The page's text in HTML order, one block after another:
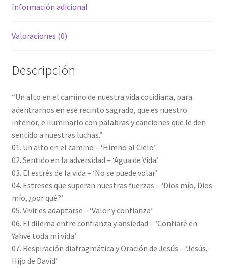
Información adicional
Valoraciones (0)
Descripción
“Un alto en el camino de nuestra vida cotidiana, para
adentrarnos en ese recinto sagrado, que es nuestro
interior, e iluminarlo con palabras y canciones que le den
sentido a nuestras luchas.”
01. Un alto en el camino – ‘Himno al Cielo’
02. Sentido en la adversidad – ‘Agua de Vida’
03. El estrés de la vida – ‘No se puede volar’
04. Estreses que superan nuestras fuerzas – ‘Dios mío, Dios
mío, ¿por qué?’
05. Vivir es adaptarse – ‘Valor y confianza’
06. El dilema entre confianza y ansiedad – ‘Confiaré en
Yahvé toda mi vida’
07. Respiración diafragmática y Oración de Jesús – ‘Jesús,
Hijo de David’